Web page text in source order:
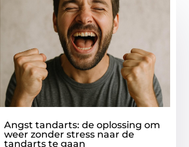
Angst tandarts: de oplossing om
weer zonder stress naar de
tandarts te gaan